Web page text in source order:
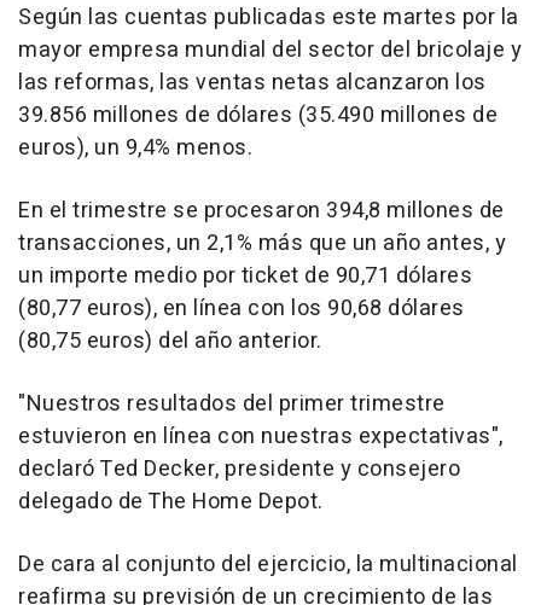
Según las cuentas publicadas este martes por la
mayor empresa mundial del sector del bricolaje y
las reformas, las ventas netas alcanzaron los
39.856 millones de dólares (35.490 millones de
euros), un 9,4% menos.
En el trimestre se procesaron 394,8 millones de
transacciones, un 2,1% más que un año antes, y
un importe medio por ticket de 90,71 dólares
(80,77 euros), en línea con los 90,68 dólares
(80,75 euros) del año anterior.
"Nuestros resultados del primer trimestre
estuvieron en línea con nuestras expectativas",
declaró Ted Decker, presidente y consejero
delegado de The Home Depot.
De cara al conjunto del ejercicio, la multinacional
reafirma su previsión de un crecimiento de las